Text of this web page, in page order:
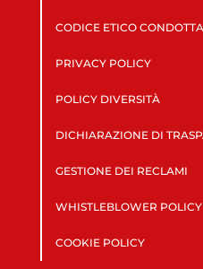
CODICE ETICO CONDOTTA
PRIVACY POLICY
POLICY DIVERSITÀ
DICHIARAZIONE DI
GESTIONE DEI RECLAMI
WHISTLEBLOWER POLICY
COOKIE POLICY